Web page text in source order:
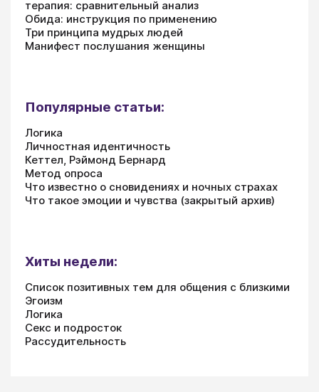
терапия: сравнительный анализ
Обида: инструкция по применению
Три принципа мудрых людей
Манифест послушания женщины
Популярные статьи:
Логика
Личностная идентичность
Кеттел, Рэймонд Бернард
Метод опроса
Что известно о сновидениях и ночных страхах
Что такое эмоции и чувства (закрытый архив)
Хиты недели:
Список позитивных тем для общения с близкими
Эгоизм
Логика
Секс и подросток
Рассудительность